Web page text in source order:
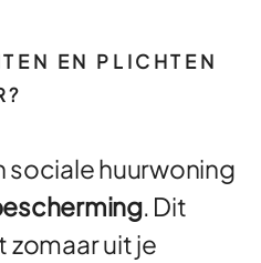
EN PLICHTEN
sociale huurwoning
. Dit
uit je